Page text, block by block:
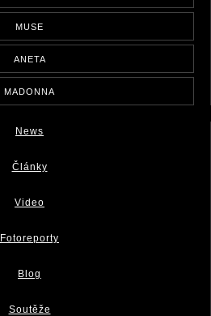
MUSE
ANETA
MADONNA
News
Články
Video
Fotoreporty
Blog
Soutěže